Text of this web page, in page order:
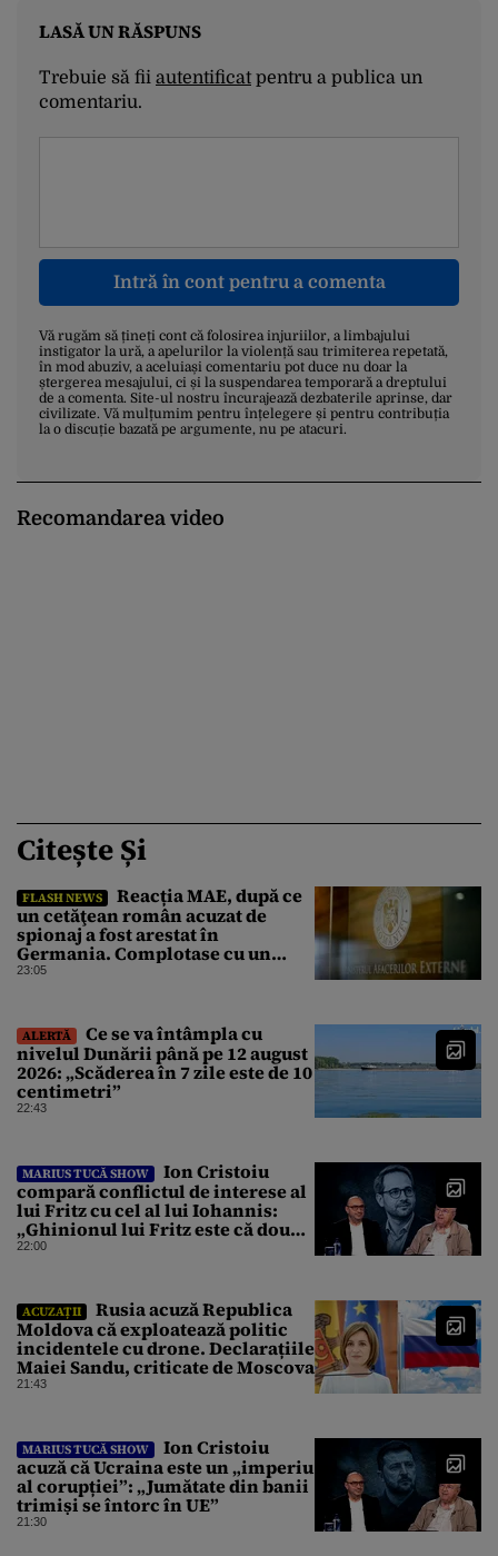
LASĂ UN RĂSPUNS
Trebuie să fii autentificatpentru a publica un
comentariu.
Intră în cont pentru a comenta
Vă rugăm să țineți cont că folosirea injuriilor, a limbajului
instigator la ură, a apelurilor la violență sau trimiterea repetată,
în mod abuziv, a aceluiași comentariu pot duce nu doar la
ștergerea mesajului, ci și la suspendarea temporară a dreptului
de a comenta. Site-ul nostru încurajează dezbaterile aprinse, dar
civilizate. Vă mulțumim pentru înțelegere și pentru contribuția
la o discuție bazată pe argumente, nu pe atacuri.
Recomandarea video
Citește Și
FLASH NEWS
Reacția MAE, după ce
un cetăţean român acuzat de
spionaj a fost arestat în
Germania. Complotase cu un
ucrainean ca să asasineze un
23:05
ALERTĂ
Ce se va întâmpla cu
nivelul Dunării până pe 12 august
2026: „Scăderea în 7 zile este de 10
centimetri”
22:43
MARIUS TUCĂ SHOW
Ion Cristoiu
compară conflictul de interese al
lui Fritz cu cel al lui Iohannis:
„Ghinionul lui Fritz este că două
instanțe l-au declarat
22:00
ACUZAȚII
Rusia acuză Republica
Moldova că exploatează politic
incidentele cu drone. Declarațiile
Maiei Sandu, criticate de Moscova
21:43
MARIUS TUCĂ SHOW
Ion Cristoiu
acuză că Ucraina este un „imperiu
al corupției”: „Jumătate din banii
trimiși se întorc în UE”
21:30